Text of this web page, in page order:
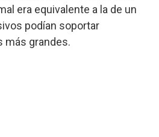
era equivalente a la de un
podían soportar
más grandes.